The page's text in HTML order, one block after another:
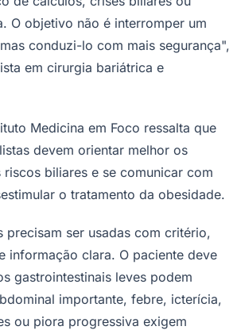
O objetivo não é interromper um
conduzi-lo com mais segurança",
em cirurgia bariátrica e
Medicina em Foco ressalta que
devem orientar melhor os
riscos biliares e se comunicar com
o tratamento da obesidade.
precisam ser usadas com critério,
informação clara. O paciente deve
gastrointestinais leves podem
importante, febre, icterícia,
ou piora progressiva exigem